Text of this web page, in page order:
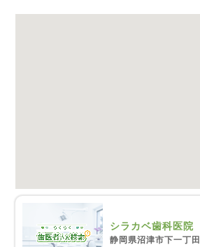
シラカベ歯科医院
静岡県沼津市下一丁田